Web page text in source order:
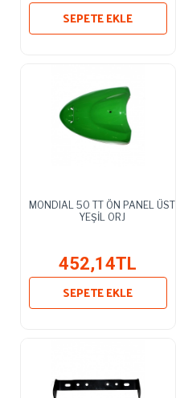
SEPETE EKLE
MONDIAL 50 TT ÖN PANEL ÜST
YEŞİL ORJ
452,14TL
SEPETE EKLE